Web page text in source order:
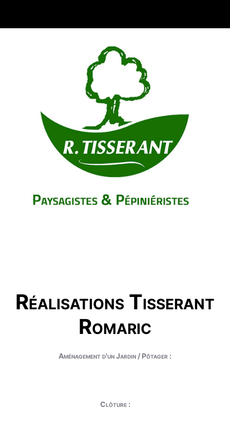
Réalisations Tisserant
Romaric
Aménagement d'un Jardin / Pôtager :
Clôture :